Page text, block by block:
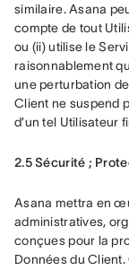
similaire. Asana
compte de tout
ou (ii) utilise le
raisonnablement
une perturbation
Client ne suspend
d’un tel Utilisateur
2.5 Sécurité ;
Asana mettra en
administratives,
conçues pour la
Données du